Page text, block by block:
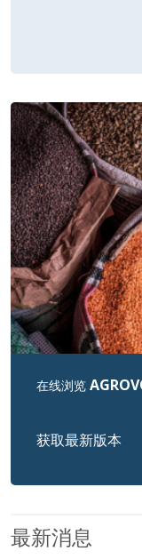
在线浏览
获取最新版本
最新消息